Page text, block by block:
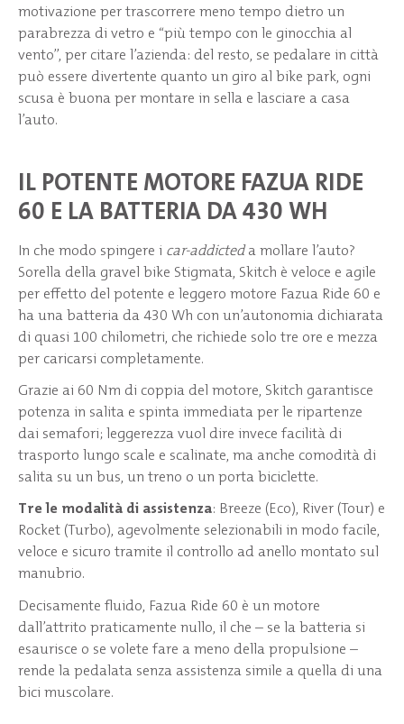
motivazione per trascorrere meno tempo dietro un
parabrezza di vetro e “più tempo con le ginocchia al
vento”, per citare l’azienda: del resto, se pedalare in città
può essere divertente quanto un giro al bike park, ogni
scusa è buona per montare in sella e lasciare a casa
l’auto.
IL POTENTE MOTORE FAZUA RIDE
60 E LA BATTERIA DA 430 WH
In che modo spingere i car-addicteda mollare l’auto?
Sorella della gravel bike Stigmata, Skitch è veloce e agile
per effetto del potente e leggero motore Fazua Ride 60 e
ha una batteria da 430 Wh con un’autonomia dichiarata
di quasi 100 chilometri, che richiede solo tre ore e mezza
per caricarsi completamente.
Grazie ai 60 Nm di coppia del motore, Skitch garantisce
potenza in salita e spinta immediata per le ripartenze
dai semafori; leggerezza vuol dire invece facilità di
trasporto lungo scale e scalinate, ma anche comodità di
salita su un bus, un treno o un porta biciclette.
Tre le modalità di assistenza: Breeze (Eco), River (Tour) e
Rocket (Turbo), agevolmente selezionabili in modo facile,
veloce e sicuro tramite il controllo ad anello montato sul
manubrio.
Decisamente fluido, Fazua Ride 60 è un motore
dall’attrito praticamente nullo, il che – se la batteria si
esaurisce o se volete fare a meno della propulsione –
rende la pedalata senza assistenza simile a quella di una
bici muscolare.